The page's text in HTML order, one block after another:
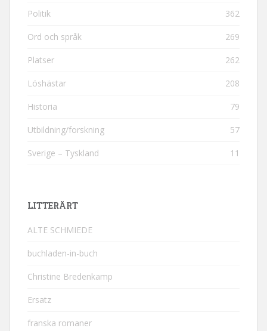
Politik 362
Ord och språk 269
Platser 262
Löshästar 208
Historia 79
Utbildning/forskning 57
Sverige – Tyskland 11
LITTERÄRT
ALTE SCHMIEDE
buchladen-in-buch
Christine Bredenkamp
Ersatz
franska romaner